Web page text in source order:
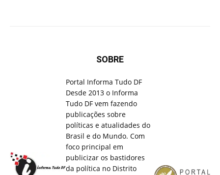
SOBRE
Portal Informa Tudo DF
Desde 2013 o Informa
Tudo DF vem fazendo
publicações sobre
políticas e atualidades do
Brasil e do Mundo. Com
foco principal em
publicizar os bastidores
da política no Distrito